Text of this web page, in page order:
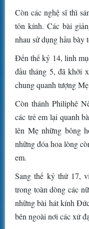
Còn các nghệ sĩ thì
tôn kính. Các bài
nhau sử dụng hầu bày
Đến thế kỷ 14, linh
đầu tháng 5, đã khởi
chung quanh tượng
Còn thánh Philiphê
các trẻ em lại quanh
lên Mẹ những bông
những đóa hoa lòng
em.
Sang thế kỷ thứ 17,
trong toàn dòng các
những bài hát kính
bên ngoài nơi các xứ